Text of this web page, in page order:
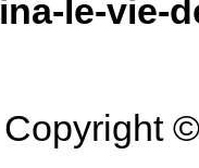
le-vie-
Copyright